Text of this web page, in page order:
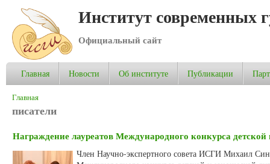
Институт современных
Официальный сайт
Главная Новости Об институте Публикации
Вы здесь
Главная
писатели
Награждение лауреатов Международного конкурса
Член Научно-экспертного совета ИСГИ Михаил